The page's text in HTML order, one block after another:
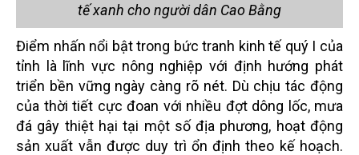
tế xanh cho người dân Cao Bằng
Điểm nhấn nổi bật trong bức tranh kinh tế quý I của
tỉnh là lĩnh vực nông nghiệp với định hướng phát
triển bền vững ngày càng rõ nét. Dù chịu tác động
của thời tiết cực đoan với nhiều đợt dông lốc, mưa
đá gây thiệt hại tại một số địa phương, hoạt động
sản xuất vẫn được duy trì ổn định theo kế hoạch.